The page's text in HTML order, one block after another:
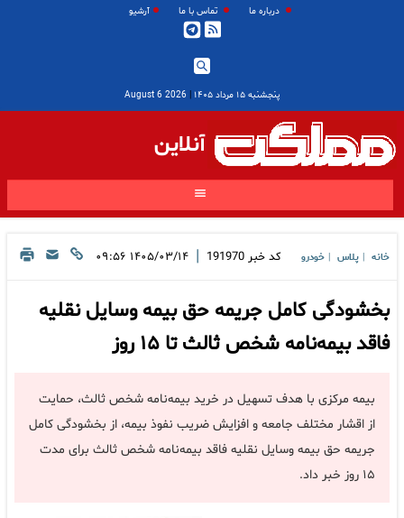
درباره ما تماس با ما آرشیو
پنجشنبه ۱۵ مرداد ۱۴۰۵ |
2026 August 6
آنلاین
خانه پلاس خودرو کد خبر 191970
| ۱۴۰۵/۰۳/۱۴ ۰۹:۵۶
بخشودگی کامل جریمه حق بیمه وسایل نقلیه
فاقد بیمه‌نامه شخص ثالث تا ۱۵ روز
بیمه مرکزی با هدف تسهیل در خرید بیمه‌نامه شخص ثالث، حمایت
از اقشار مختلف جامعه و افزایش ضریب نفوذ بیمه، از بخشودگی کامل
جریمه حق بیمه وسایل نقلیه فاقد بیمه‌نامه شخص ثالث برای مدت
۱۵ روز خبر داد.